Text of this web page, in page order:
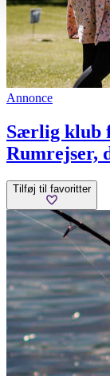
Annonce
Særlig klub
Rumrejser,
Tilføj til favoritter